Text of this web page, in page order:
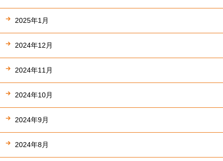
2025年1月
2024年12月
2024年11月
2024年10月
2024年9月
2024年8月